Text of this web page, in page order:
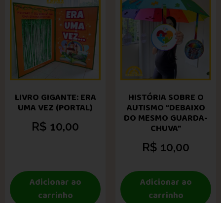
LIVRO GIGANTE: ERA
UMA VEZ (PORTAL)
R$ 10,00
Adicionar ao
carrinho
HISTÓRIA SOBRE O
AUTISMO “DEBAIXO
DO MESMO GUARDA-
CHUVA”
R$ 10,00
Adicionar ao
carrinho